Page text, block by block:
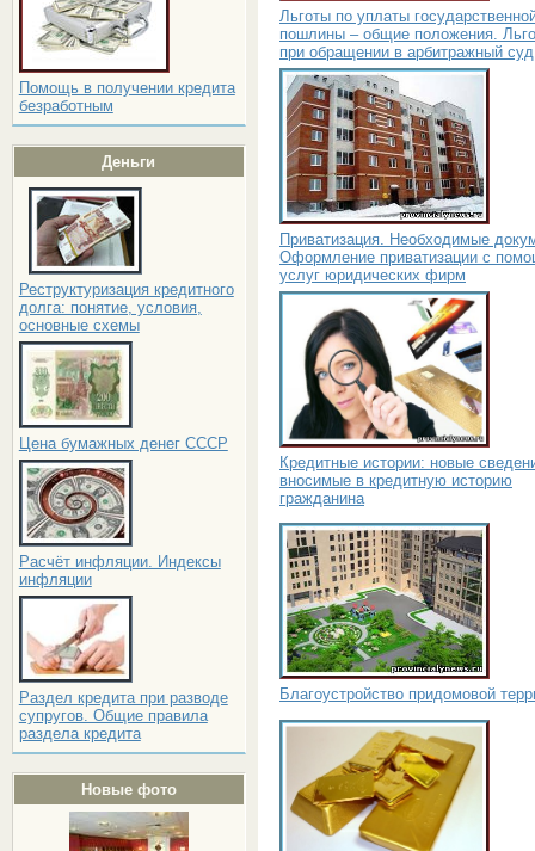
Помощь в получении кредита
безработным
Деньги
Реструктуризация кредитного
долга: понятие, условия,
основные схемы
Цена бумажных денег СССР
Расчёт инфляции. Индексы
инфляции
Раздел кредита при разводе
супругов. Общие правила
раздела кредита
Новые фото
Льготы по уплаты
пошлины – общие положения.
при обращении в арбитражный суд
Приватизация. Необходимые
Оформление приватизации с
услуг юридических фирм
Кредитные истории: новые
вносимые в кредитную историю
гражданина
Благоустройство придомовой